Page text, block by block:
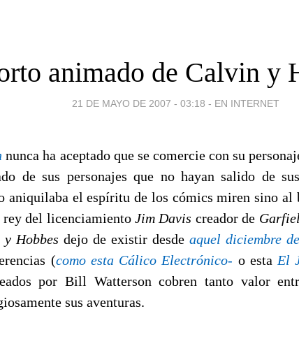
animado de Calvin y
21 DE MAYO DE 2007 - 03:18 - EN INTERNET
nunca ha aceptado que se comercie con su
de sus personajes que no hayan salido de
aniquilaba el espíritu de los cómics miren sino al
rey del licenciamientoJim Davis creador de
Hobbes dejo de existir desde aquel diciembre
(como esta Cálico Electrónico- o esta El
por Bill Watterson cobren tanto valor
sus aventuras.